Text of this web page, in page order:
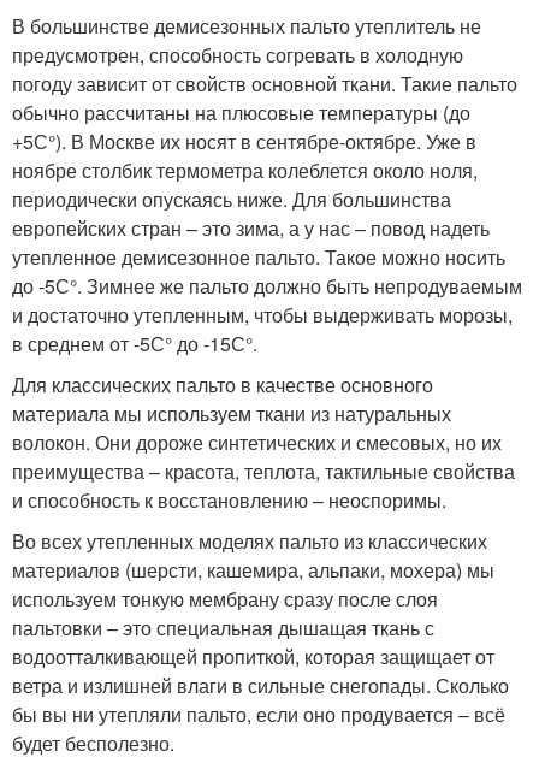
В большинстве демисезонных пальто утеплитель не
предусмотрен, способность согревать в холодную
погоду зависит от свойств основной ткани. Такие пальто
обычно рассчитаны на плюсовые температуры (до
+5С°). В Москве их носят в сентябре-октябре. Уже в
ноябре столбик термометра колеблется около ноля,
периодически опускаясь ниже. Для большинства
европейских стран – это зима, а у нас – повод надеть
утепленное демисезонное пальто. Такое можно носить
до -5С°. Зимнее же пальто должно быть непродуваемым
и достаточно утепленным, чтобы выдерживать морозы,
в среднем от -5С° до -15С°.
Для классических пальто в качестве основного
материала мы используем ткани из натуральных
волокон. Они дороже синтетических и смесовых, но их
преимущества – красота, теплота, тактильные свойства
и способность к восстановлению – неоспоримы.
Во всех утепленных моделях пальто из классических
материалов (шерсти, кашемира, альпаки, мохера) мы
используем тонкую мембрану сразу после слоя
пальтовки – это специальная дышащая ткань с
водоотталкивающей пропиткой, которая защищает от
ветра и излишней влаги в сильные снегопады. Сколько
бы вы ни утепляли пальто, если оно продувается – всё
будет бесполезно.